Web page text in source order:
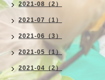
2021-08（2）
2021-07（1）
2021-06（3）
2021-05（1）
2021-04（2）